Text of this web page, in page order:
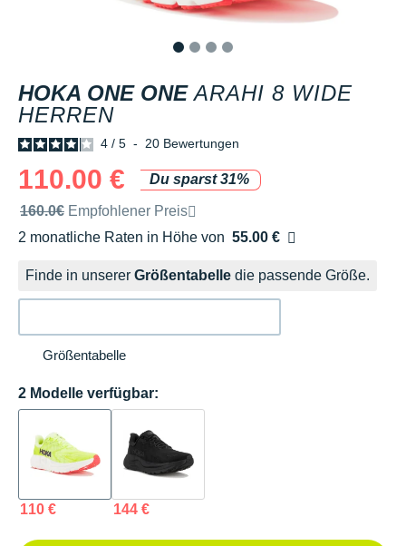
HOKA ONE ONE ARAHI 8 WIDE
HERREN
4 / 5 - 20 Bewertungen
110.00 €
Du sparst 31%
Unverbindliche Preisempfehlung der Marke
160.0€ Empfohlener Preis
2 monatliche Raten in Höhe von 55.00 €
Ohne Zusatzkosten
Finde in unserer Größentabelle die passende Größe.
Größentabelle
2 Modelle verfügbar:
110 € 144 €